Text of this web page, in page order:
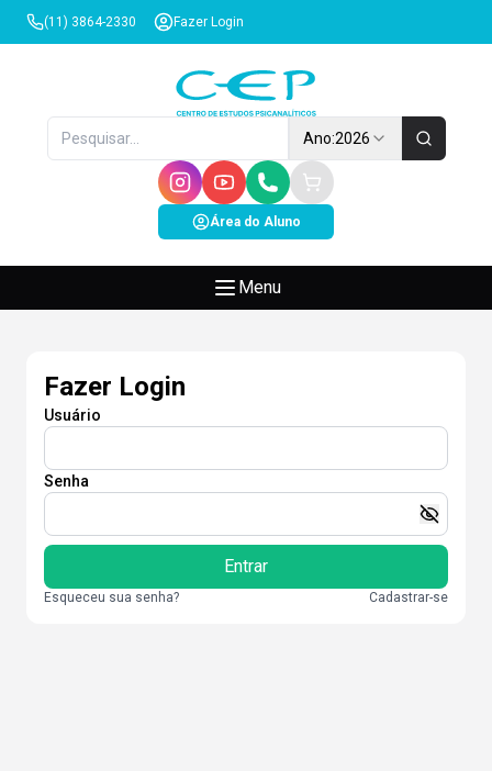
(11) 3864-2330 Fazer Login
Ano:2026
Área do Aluno
Menu
Fazer Login
Usuário
Senha
Entrar
Esqueceu sua senha? Cadastrar-se